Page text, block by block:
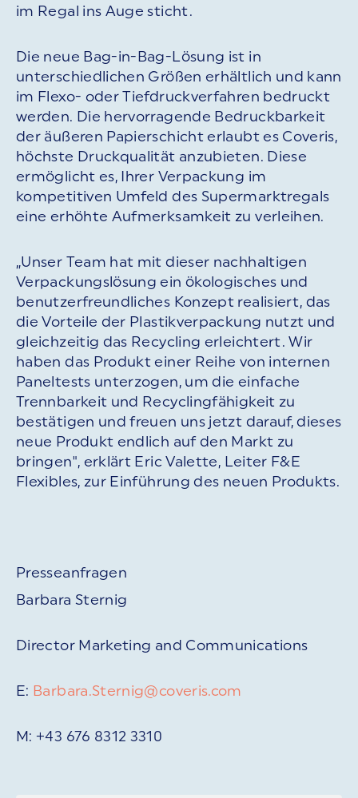
im Regal ins Auge sticht.
Die neue Bag-in-Bag-Lösung ist in
unterschiedlichen Größen erhältlich und kann
im Flexo- oder Tiefdruckverfahren bedruckt
werden. Die hervorragende Bedruckbarkeit
der äußeren Papierschicht erlaubt es Coveris,
höchste Druckqualität anzubieten. Diese
ermöglicht es, Ihrer Verpackung im
kompetitiven Umfeld des Supermarktregals
eine erhöhte Aufmerksamkeit zu verleihen.
„Unser Team hat mit dieser nachhaltigen
Verpackungslösung ein ökologisches und
benutzerfreundliches Konzept realisiert, das
die Vorteile der Plastikverpackung nutzt und
gleichzeitig das Recycling erleichtert. Wir
haben das Produkt einer Reihe von internen
Paneltests unterzogen, um die einfache
Trennbarkeit und Recyclingfähigkeit zu
bestätigen und freuen uns jetzt darauf, dieses
neue Produkt endlich auf den Markt zu
bringen", erklärt Eric Valette, Leiter F&E
Flexibles, zur Einführung des neuen Produkts.
Presseanfragen
Barbara Sternig
Director Marketing and Communications
E: Barbara.Sternig@coveris.com
M: +43 676 8312 3310